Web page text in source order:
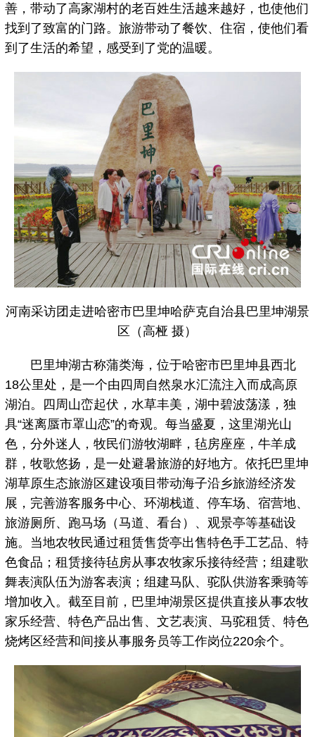
善，带动了高家湖村的老百姓生活越来越好，也使他们
找到了致富的门路。旅游带动了餐饮、住宿，使他们看
到了生活的希望，感受到了党的温暖。
河南采访团走进哈密市巴里坤哈萨克自治县巴里坤湖景
区（高桠 摄）
巴里坤湖古称蒲类海，位于哈密市巴里坤县西北
18公里处，是一个由四周自然泉水汇流注入而成高原
湖泊。四周山峦起伏，水草丰美，湖中碧波荡漾，独
具“迷离蜃市罩山恋”的奇观。每当盛夏，这里湖光山
色，分外迷人，牧民们游牧湖畔，毡房座座，牛羊成
群，牧歌悠扬，是一处避暑旅游的好地方。依托巴里坤
湖草原生态旅游区建设项目带动海子沿乡旅游经济发
展，完善游客服务中心、环湖栈道、停车场、宿营地、
旅游厕所、跑马场（马道、看台）、观景亭等基础设
施。当地农牧民通过租赁售货亭出售特色手工艺品、特
色食品；租赁接待毡房从事农牧家乐接待经营；组建歌
舞表演队伍为游客表演；组建马队、驼队供游客乘骑等
增加收入。截至目前，巴里坤湖景区提供直接从事农牧
家乐经营、特色产品出售、文艺表演、马驼租赁、特色
烧烤区经营和间接从事服务员等工作岗位220余个。